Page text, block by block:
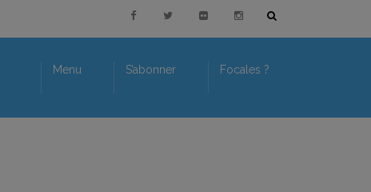
Menu S’abonner Focales ?